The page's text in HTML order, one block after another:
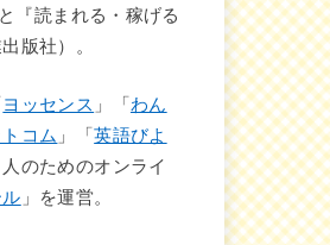
『読まれる・稼げる
版社）。
ヨッセンス 」「 わん
コム 」「英語びよ
のためのオンライ
」を運営。